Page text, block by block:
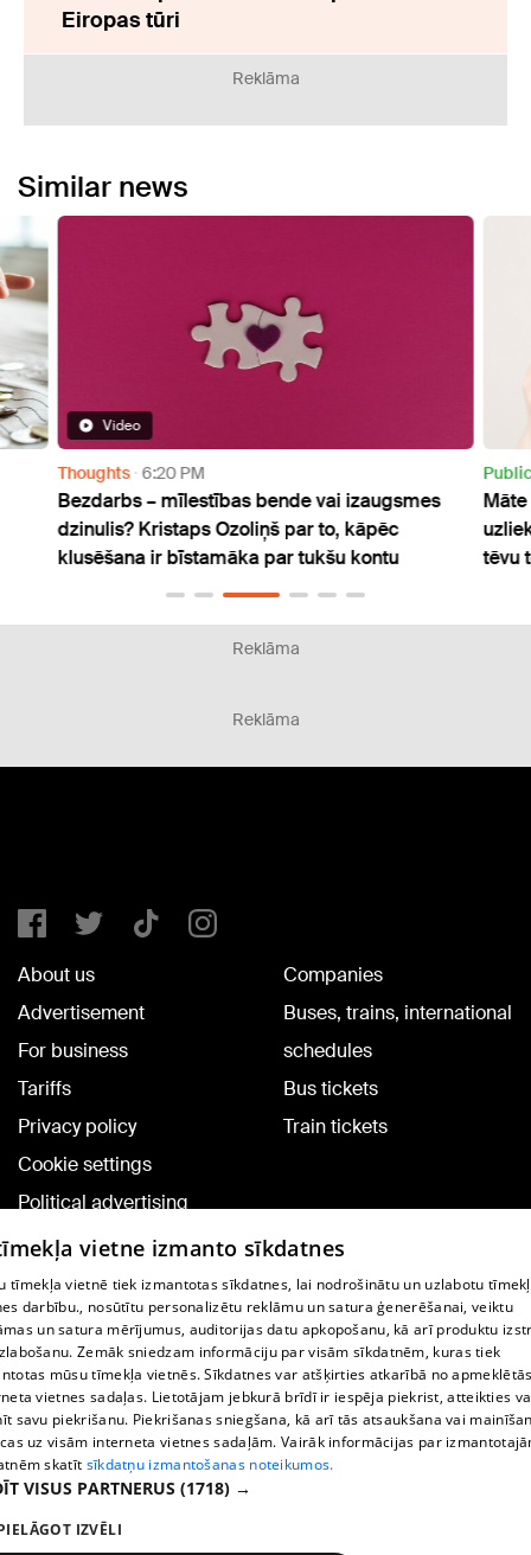
Eiropas tūri
Reklāma
Similar news
Video
Thoughts 6:20 PM
Bezdarbs – mīlestības bende vai izaugsmes
dzinulis? Kristaps Ozoliņš par to, kāpēc
klusēšana ir bīstamāka par tukšu kontu
tēvu
Reklāma
Reklāma
About us
Advertisement
For business
Tariffs
Privacy policy
Cookie settings
Political advertising
Cookie policy
Commenting terms
Companies
Buses, trains, international
schedules
Bus tickets
Train tickets
TV program
Contract rules
360 Ziņu kontakti
Helio Media
Vortal assistance service: e-mail -
vietne izmanto sīkdatnes
tīmekļa vietnē tiek izmantotas sīkdatnes, lai nodrošinātu un uzlabotu
darbību., nosūtītu personalizētu reklāmu un satura ģenerēšanai, veiktu
un satura mērījumus, auditorijas datu apkopošanu, kā arī produktu
Zemāk sniedzam informāciju par visām sīkdatnēm, kuras tiek
mūsu tīmekļa vietnēs. Sīkdatnes var atšķirties atkarībā no
vietnes sadaļas. Lietotājam jebkurā brīdī ir iespēja piekrist, atteikties
savu piekrišanu. Piekrišanas sniegšana, kā arī tās atsaukšana vai
uz visām interneta vietnes sadaļām. Vairāk informācijas par
skatīt sīkdatņu izmantošanas noteikumos.
VISUS PARTNERUS (1718) →
IZVĒLI